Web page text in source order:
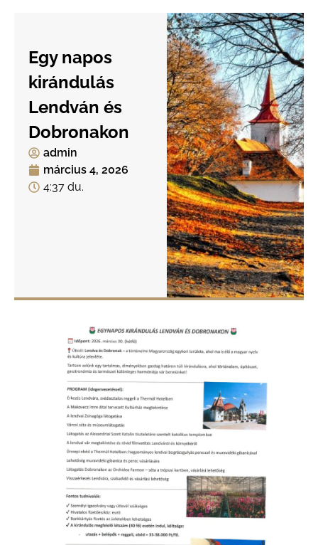
Egy napos
kirándulás
Lendván és
Dobronakon
admin
március 4, 2026
4:37 du.